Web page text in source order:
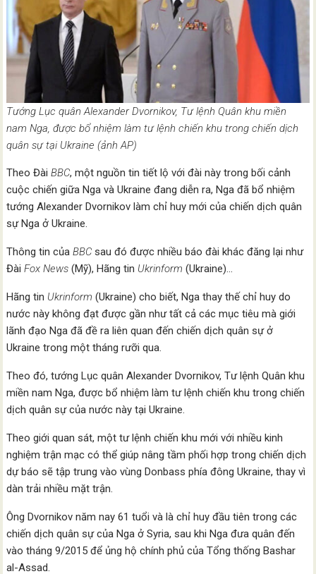
Tướng Lục quân Alexander Dvornikov, Tư lệnh Quân khu miền
nam Nga, được bổ nhiệm làm tư lệnh chiến khu trong chiến dịch
quân sự tại Ukraine (ảnh AP)
Theo ĐàiBBC, một nguồn tin tiết lộ với đài này trong bối cảnh
cuộc chiến giữa Nga và Ukraine đang diễn ra, Nga đã bổ nhiệm
tướng Alexander Dvornikov làm chỉ huy mới của chiến dịch quân
sự Nga ở Ukraine.
Thông tin củaBBC sau đó được nhiều báo đài khác đăng lại như
ĐàiFox News (Mỹ), Hãng tin Ukrinform (Ukraine)…
Hãng tin Ukrinform (Ukraine) cho biết, Nga thay thế chỉ huy do
nước này không đạt được gần như tất cả các mục tiêu mà giới
lãnh đạo Nga đã đề ra liên quan đến chiến dịch quân sự ở
Ukraine trong một tháng rưỡi qua.
Theo đó, tướng Lục quân Alexander Dvornikov, Tư lệnh Quân khu
miền nam Nga, được bổ nhiệm làm tư lệnh chiến khu trong chiến
dịch quân sự của nước này tại Ukraine.
Theo giới quan sát, một tư lệnh chiến khu mới với nhiều kinh
nghiệm trận mạc có thể giúp nâng tầm phối hợp trong chiến dịch
dự báo sẽ tập trung vào vùng Donbass phía đông Ukraine, thay vì
dàn trải nhiều mặt trận.
Ông Dvornikov năm nay 61 tuổi và là chỉ huy đầu tiên trong các
chiến dịch quân sự của Nga ở Syria, sau khi Nga đưa quân đến
vào tháng 9/2015 để ủng hộ chính phủ của Tổng thống Bashar
al-Assad.